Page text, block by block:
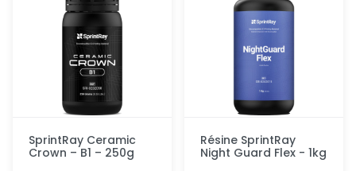
SprintRay Ceramic
Crown – B1 – 250g
Résine SprintRay
Night Guard Flex - 1kg